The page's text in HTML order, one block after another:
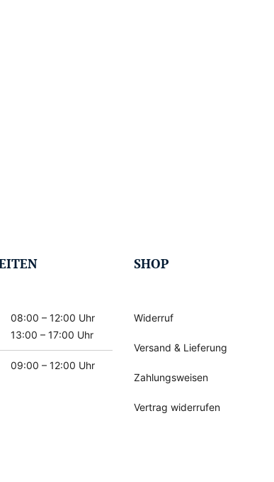
08:00 – 12:00 Uhr
13:00 – 17:00 Uhr
09:00 – 12:00 Uhr
SHOP
Widerruf
Versand & Lieferung
Zahlungsweisen
Vertrag widerrufen